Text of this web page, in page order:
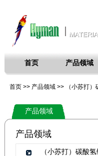
首页 产品领域
首页 >> 产品领域>> （小苏打）
产品领域
产品领域
（小苏打）碳酸氢